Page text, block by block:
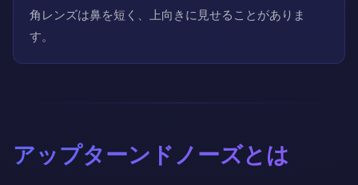
角レンズは鼻を短く、上向きに見せることがありま
す。
アップターンドノーズとは